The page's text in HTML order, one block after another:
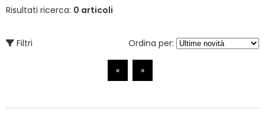
Risultati ricerca: 0 articoli
Filtri Ordina per:
« »